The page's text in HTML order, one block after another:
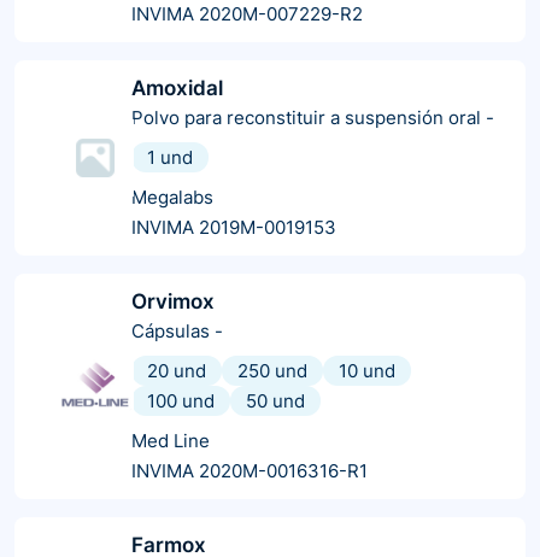
INVIMA 2020M-007229-R2
Amoxidal
Polvo para reconstituir a suspensión oral -
1 und
Megalabs
INVIMA 2019M-0019153
Orvimox
Cápsulas -
20 und
250 und
10 und
100 und
50 und
Med Line
INVIMA 2020M-0016316-R1
Farmox